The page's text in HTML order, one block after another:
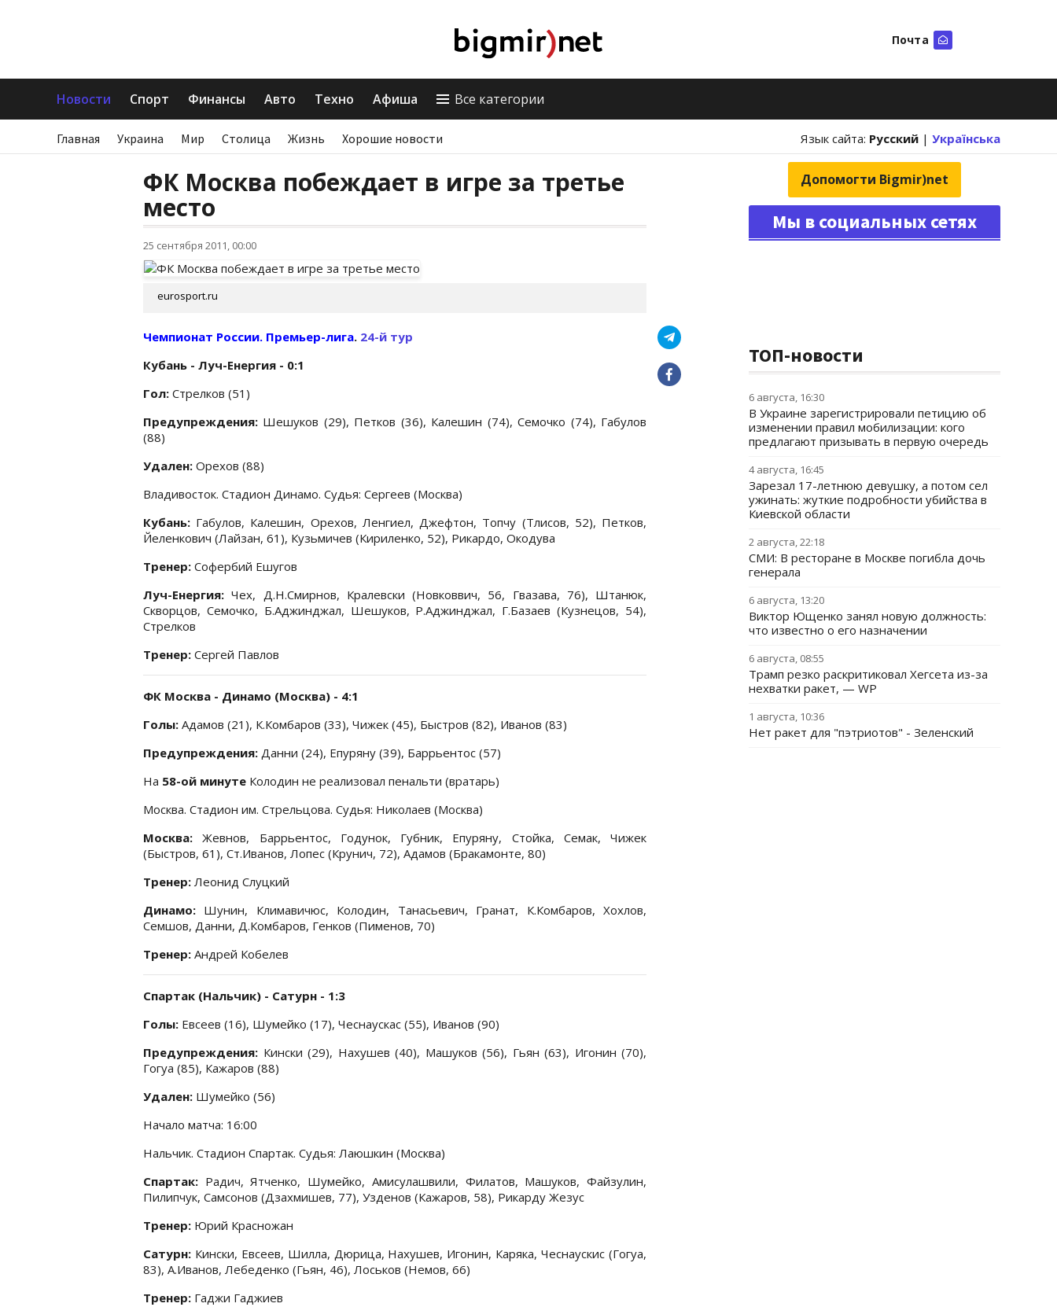
Почта
Новости Спорт Финансы Авто Техно Афиша Все категории
Главная Украина Мир Столица Жизнь Хорошие новости Язык сайта: Русский | Українська
ФК Москва побеждает в игре за третье
место
25 сентября 2011, 00:00
eurosport.ru
Чемпионат России. Премьер-лига. 24-й тур
Кубань - Луч-Енергия - 0:1
Гол: Стрелков (51)
Предупреждения: Шешуков (29), Петков (36), Калешин (74), Семочко (74), Габулов
(88)
Удален: Орехов (88)
Владивосток. Стадион Динамо. Судья: Сергеев (Москва)
Кубань: Габулов, Калешин, Орехов, Ленгиел, Джефтон, Топчу (Тлисов, 52), Петков,
Йеленкович (Лайзан, 61), Кузьмичев (Кириленко, 52), Рикардо, Окодува
Тренер: Софербий Ешугов
Луч-Енергия: Чех, Д.Н.Смирнов, Кралевски (Новковвич, 56, Гвазава, 76), Штанюк,
Скворцов, Семочко, Б.Аджинджал, Шешуков, Р.Аджинджал, Г.Базаев (Кузнецов, 54),
Стрелков
Тренер: Сергей Павлов
ФК Москва - Динамо (Москва) - 4:1
Голы: Адамов (21), К.Комбаров (33), Чижек (45), Быстров (82), Иванов (83)
Предупреждения: Данни (24), Епуряну (39), Баррьентос (57)
На 58-ой минуте Колодин не реализовал пенальти (вратарь)
Москва. Стадион им. Стрельцова. Судья: Николаев (Москва)
Москва: Жевнов, Баррьентос, Годунок, Губник, Епуряну, Стойка, Семак, Чижек
(Быстров, 61), Ст.Иванов, Лопес (Крунич, 72), Адамов (Бракамонте, 80)
Тренер: Леонид Слуцкий
Динамо: Шунин, Климавичюс, Колодин, Танасьевич, Гранат, К.Комбаров, Хохлов,
Семшов, Данни, Д.Комбаров, Генков (Пименов, 70)
Тренер: Андрей Кобелев
Спартак (Нальчик) - Сатурн - 1:3
Голы: Евсеев (16), Шумейко (17), Чеснаускас (55), Иванов (90)
Предупреждения: Кински (29), Нахушев (40), Машуков (56), Гьян (63), Игонин (70),
Гогуа (85), Кажаров (88)
Удален: Шумейко (56)
Начало матча: 16:00
Нальчик. Стадион Спартак. Судья: Лаюшкин (Москва)
Спартак: Радич, Ятченко, Шумейко, Амисулашвили, Филатов, Машуков, Файзулин,
Пилипчук, Самсонов (Дзахмишев, 77), Узденов (Кажаров, 58), Рикарду Жезус
Тренер: Юрий Красножан
Сатурн: Кински, Евсеев, Шилла, Дюрица, Нахушев, Игонин, Каряка, Чеснаускис (Гогуа,
83), А.Иванов, Лебеденко (Гьян, 46), Лоськов (Немов, 66)
Тренер: Гаджи Гаджиев
Допомогти Bigmir)net
Мы в социальных сетях
ТОП-новости
6 августа, 16:30
В Украине зарегистрировали петицию об
изменении правил мобилизации: кого
предлагают призывать в первую очередь
4 августа, 16:45
Зарезал 17-летнюю девушку, а потом сел
ужинать: жуткие подробности убийства в
Киевской области
2 августа, 22:18
СМИ: В ресторане в Москве погибла дочь
генерала
6 августа, 13:20
Виктор Ющенко занял новую должность:
что известно о его назначении
6 августа, 08:55
Трамп резко раскритиковал Хегсета из-за
нехватки ракет, — WP
1 августа, 10:36
Нет ракет для "пэтриотов" - Зеленский